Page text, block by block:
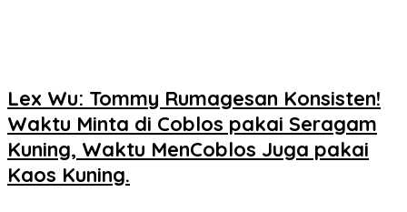
Lex Wu: Tommy Rumagesan Konsisten!
Waktu Minta di Coblos pakai Seragam
Kuning, Waktu MenCoblos Juga pakai
Kaos Kuning.